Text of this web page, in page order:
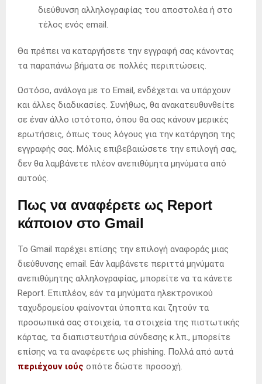
διεύθυνση αλληλογραφίας του αποστολέα ή στο
τέλος ενός email.
Θα πρέπει να καταργήσετε την εγγραφή σας κάνοντας
τα παραπάνω βήματα σε πολλές περιπτώσεις.
Ωστόσο, ανάλογα με το Email, ενδέχεται να υπάρχουν
και άλλες διαδικασίες. Συνήθως, θα ανακατευθυνθείτε
σε έναν άλλο ιστότοπο, όπου θα σας κάνουν μερικές
ερωτήσεις, όπως τους λόγους για την κατάργηση της
εγγραφής σας. Μόλις επιβεβαιώσετε την επιλογή σας,
δεν θα λαμβάνετε πλέον ανεπιθύμητα μηνύματα από
αυτούς.
Πως να αναφέρετε ως Report
κάποιον στο Gmail
Το Gmail παρέχει επίσης την επιλογή αναφοράς μιας
διεύθυνσης email. Εάν λαμβάνετε περιττά μηνύματα
ανεπιθύμητης αλληλογραφίας, μπορείτε να τα κάνετε
Report. Επιπλέον, εάν τα μηνύματα ηλεκτρονικού
ταχυδρομείου φαίνονται ύποπτα και ζητούν τα
προσωπικά σας στοιχεία, τα στοιχεία της πιστωτικής
κάρτας, τα διαπιστευτήρια σύνδεσης κ.λπ., μπορείτε
επίσης να τα αναφέρετε ως phishing. Πολλά από αυτά
περιέχουν ιούς οπότε δώστε προσοχή.